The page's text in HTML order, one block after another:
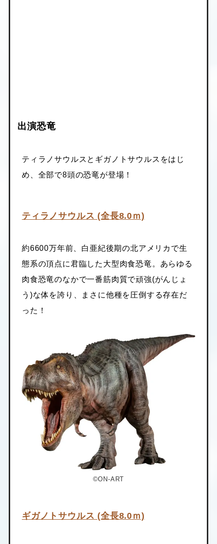
出演恐竜
ティラノサウルスとギガノトサウルスをはじ
め、全部で8頭の恐竜が登場！
ティラノサウルス (全長8.0ｍ)
約6600万年前、白亜紀後期の北アメリカで生
態系の頂点に君臨した大型肉食恐竜。あらゆる
肉食恐竜のなかで一番筋肉質で頑強(がんじょ
う)な体を誇り、まさに他種を圧倒する存在だ
った！
©ON-ART
ギガノトサウルス (全長8.0ｍ)